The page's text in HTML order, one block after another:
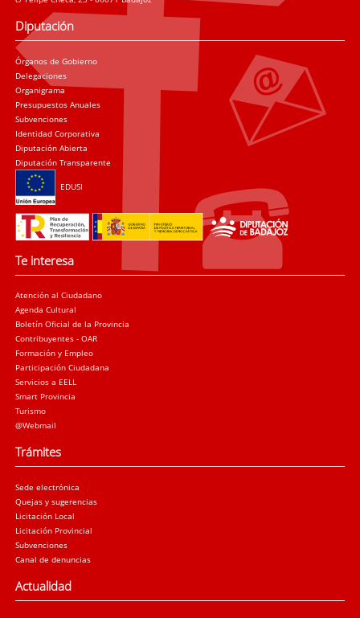
Diputación
Órganos de Gobierno
Delegaciones
Organigrama
Presupuestos Anuales
Subvenciones
Identidad Corporativa
Diputación Abierta
Diputación Transparente
EDUSI
Te interesa
Atención al Ciudadano
Agenda Cultural
Boletín Oficial de la Provincia
Contribuyentes - OAR
Formación y Empleo
Participación Ciudadana
Servicios a EELL
Smart Provincia
Turismo
@Webmail
Trámites
Sede electrónica
Quejas y sugerencias
Licitación Local
Licitación Provincial
Subvenciones
Canal de denuncias
Actualidad